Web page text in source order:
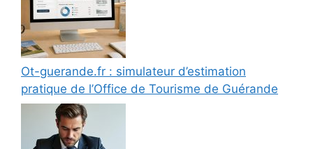
Ot-guerande.fr : simulateur d’estimation
pratique de l’Office de Tourisme de Guérande